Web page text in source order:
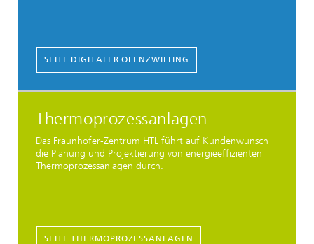
SEITE DIGITALER OFENZWILLING
Thermoprozessanlagen
Das Fraunhofer-Zentrum HTL führt auf Kundenwunsch
die Planung und Projektierung von energieeffizienten
Thermoprozessanlagen durch.
SEITE THERMOPROZESSANLAGEN